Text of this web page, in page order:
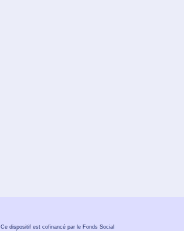
Ce dispositif est cofinancé par le Fonds Social